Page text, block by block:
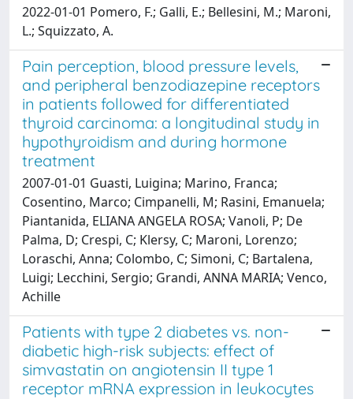
2022-01-01 Pomero, F.; Galli, E.; Bellesini, M.; Maroni,
L.; Squizzato, A.
Pain perception, blood pressure levels,
and peripheral benzodiazepine receptors
in patients followed for differentiated
thyroid carcinoma: a longitudinal study in
hypothyroidism and during hormone
treatment
2007-01-01 Guasti, Luigina; Marino, Franca;
Cosentino, Marco; Cimpanelli, M; Rasini, Emanuela;
Piantanida, ELIANA ANGELA ROSA; Vanoli, P; De
Palma, D; Crespi, C; Klersy, C; Maroni, Lorenzo;
Loraschi, Anna; Colombo, C; Simoni, C; Bartalena,
Luigi; Lecchini, Sergio; Grandi, ANNA MARIA; Venco,
Achille
Patients with type 2 diabetes vs. non-
diabetic high-risk subjects: effect of
simvastatin on angiotensin II type 1
receptor mRNA expression in leukocytes